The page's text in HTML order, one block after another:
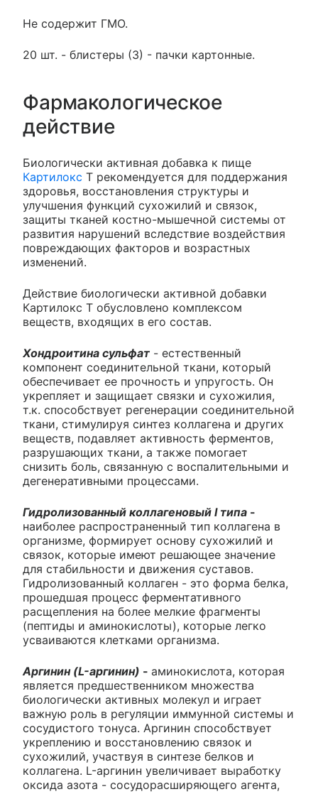
Не содержит ГМО.
20 шт. - блистеры (3) - пачки картонные.
Фармакологическое
действие
Биологически активная добавка к пище
Картилокс Т рекомендуется для поддержания
здоровья, восстановления структуры и
улучшения функций сухожилий и связок,
защиты тканей костно-мышечной системы от
развития нарушений вследствие воздействия
повреждающих факторов и возрастных
изменений.
Действие биологически активной добавки
Картилокс Т обусловлено комплексом
веществ, входящих в его состав.
Хондроитина сульфат - естественный
компонент соединительной ткани, который
обеспечивает ее прочность и упругость. Он
укрепляет и защищает связки и сухожилия,
т.к. способствует регенерации соединительной
ткани, стимулируя синтез коллагена и других
веществ, подавляет активность ферментов,
разрушающих ткани, а также помогает
снизить боль, связанную с воспалительными и
дегенеративными процессами.
Гидролизованный коллагеновый I типа -
наиболее распространенный тип коллагена в
организме, формирует основу сухожилий и
связок, которые имеют решающее значение
для стабильности и движения суставов.
Гидролизованный коллаген - это форма белка,
прошедшая процесс ферментативного
расщепления на более мелкие фрагменты
(пептиды и аминокислоты), которые легко
усваиваются клетками организма.
Аргинин (L-аргинин) - аминокислота, которая
является предшественником множества
биологически активных молекул и играет
важную роль в регуляции иммунной системы и
сосудистого тонуса. Аргинин способствует
укреплению и восстановлению связок и
сухожилий, участвуя в синтезе белков и
коллагена. L-аргинин увеличивает выработку
оксида азота - сосудорасширяющего агента,